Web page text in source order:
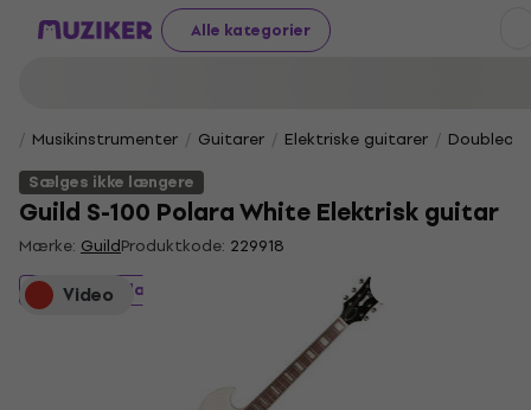
Alle kategorier
Musikinstrumenter Guitarer Elektriske guitarer
Doublecut
Sælges ikke længere
Guild S-100 Polara White Elektrisk guitar
Mærke: GuildProduktkode: 229918
Video
Sælges ikke længere